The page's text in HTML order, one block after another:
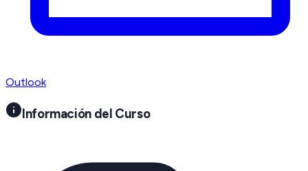
Outlook
Información del Curso